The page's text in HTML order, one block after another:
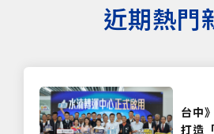
近期熱門
台中
打造